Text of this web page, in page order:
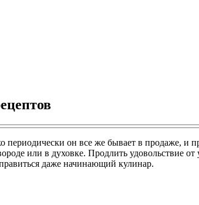
периодически он все же бывает в продаже, и
или в духовке. Продлить удовольствие
даже начинающий кулинар.